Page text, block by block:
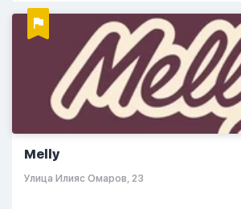
Melly
​Улица Илияс Омаров, 23